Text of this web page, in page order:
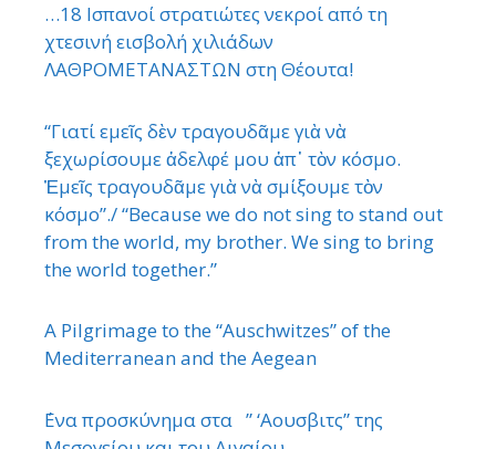
…18 Ισπανοί στρατιώτες νεκροί από τη
χτεσινή εισβολή χιλιάδων
ΛΑΘΡΟΜΕΤΑΝΑΣΤΩΝ στη Θέουτα!
“Γιατί εμεῖς δὲν τραγουδᾶμε γιὰ νὰ
ξεχωρίσουμε ἀδελφέ μου ἀπ᾿ τὸν κόσμο.
Ἐμεῖς τραγουδᾶμε γιὰ νὰ σμίξουμε τὸν
κόσμο”./ “Because we do not sing to stand out
from the world, my brother. We sing to bring
the world together.”
A Pilgrimage to the “Auschwitzes” of the
Mediterranean and the Aegean
΄Ενα προσκύνημα στα ” ‘Αουσβιτς” της